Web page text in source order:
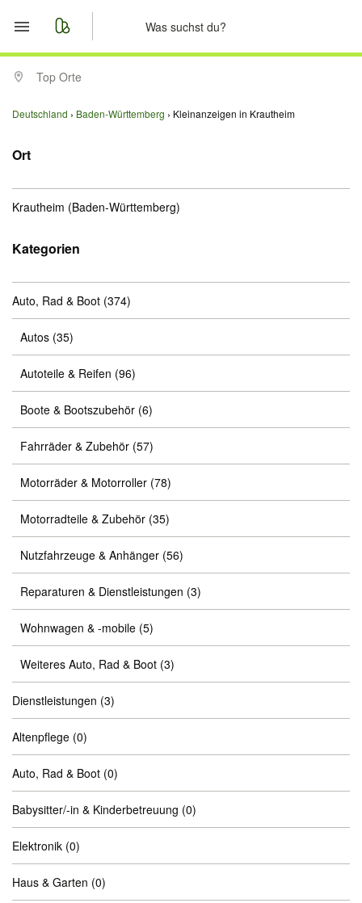
Start
Merkliste
Anzeige aufgeben
Top Orte
Deutschland Baden-Württemberg Kleinanzeigen in Krautheim
Ort
Krautheim (Baden-Württemberg)
Kategorien
Auto, Rad & Boot (374)
Autos (35)
Autoteile & Reifen (96)
Boote & Bootszubehör (6)
Fahrräder & Zubehör (57)
Motorräder & Motorroller (78)
Motorradteile & Zubehör (35)
Nutzfahrzeuge & Anhänger (56)
Reparaturen & Dienstleistungen (3)
Wohnwagen & -mobile (5)
Weiteres Auto, Rad & Boot (3)
Dienstleistungen (3)
Altenpflege (0)
Auto, Rad & Boot (0)
Babysitter/-in & Kinderbetreuung (0)
Elektronik (0)
Haus & Garten (0)